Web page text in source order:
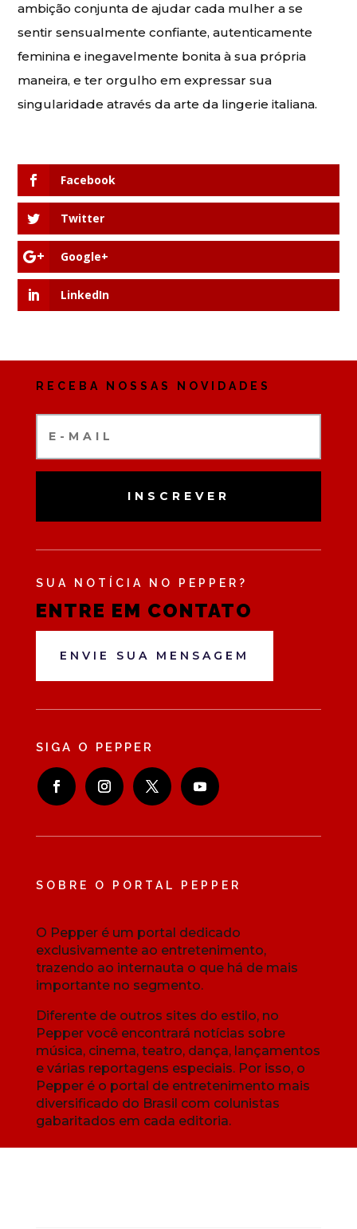
ambição conjunta de ajudar cada mulher a se
sentir sensualmente confiante, autenticamente
feminina e inegavelmente bonita à sua própria
maneira, e ter orgulho em expressar sua
singularidade através da arte da lingerie italiana.
Facebook
Twitter
Google+
LinkedIn
RECEBA NOSSAS NOVIDADES
INSCREVER
SUA NOTÍCIA NO PEPPER?
ENTRE EM CONTATO
ENVIE SUA MENSAGEM
SIGA O PEPPER
SOBRE O PORTAL PEPPER
O Pepper é um portal dedicado
exclusivamente ao entretenimento,
trazendo ao internauta o que há de mais
importante no segmento.
Diferente de outros sites do estilo, no
Pepper você encontrará notícias sobre
música, cinema, teatro, dança, lançamentos
e várias reportagens especiais. Por isso, o
Pepper é o portal de entretenimento mais
diversificado do Brasil com colunistas
gabaritados em cada editoria.